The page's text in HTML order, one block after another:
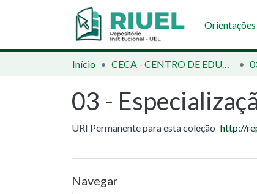
Início CECA - CENTRO DE EDUCAÇÃO, COMUNICAÇÃO E ARTES
03 -
URI Permanente para esta coleção http://
Navegar